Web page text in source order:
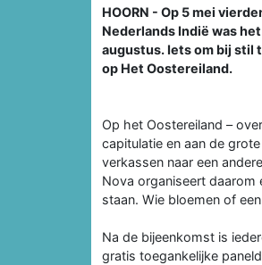
HOORN - Op 5 mei
Nederlands Indië was
augustus. Iets om bij stil
op Het Oostereiland.
Op het Oostereiland –
capitulatie en aan de
verkassen naar een
Nova organiseert daarom
staan. Wie bloemen of
Na de bijeenkomst is
gratis toegankelijke